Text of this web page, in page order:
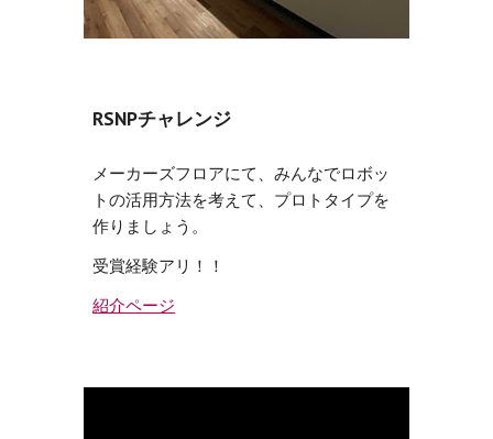
RSNPチャレンジ
メーカーズフロアにて、みんなでロボッ
トの活用方法を考えて、プロトタイプを
作りましょう。
受賞経験アリ！！
紹介ページ